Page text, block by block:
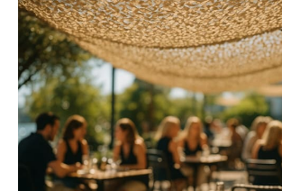
Comment
protéger
du
soleil
les
clients
de
la